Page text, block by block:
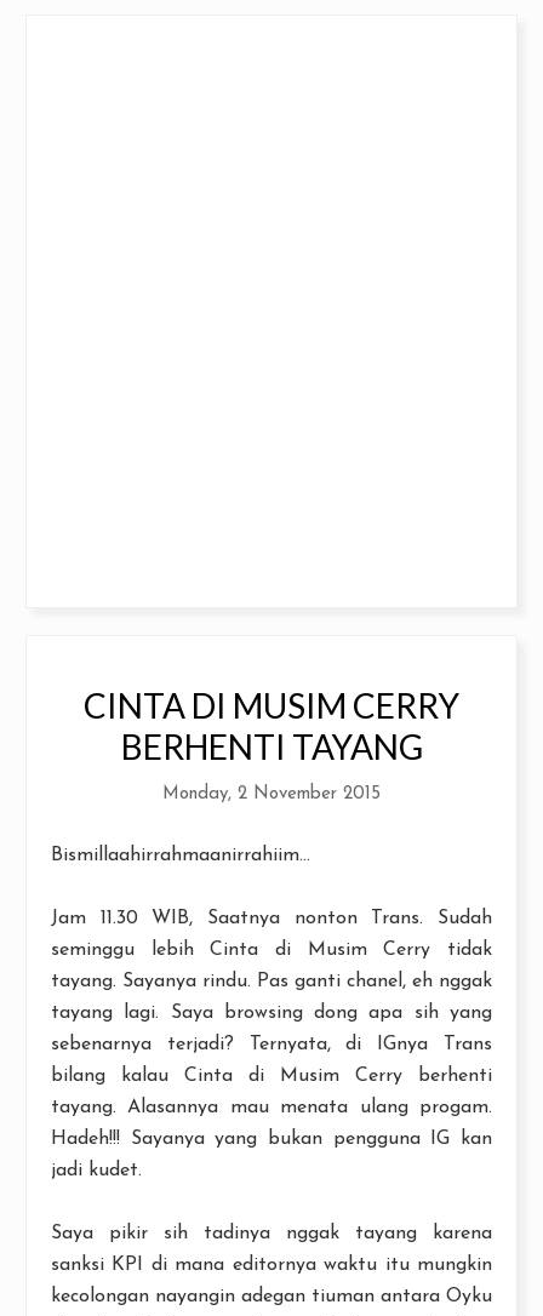
CINTA DI MUSIM CERRY
BERHENTI TAYANG
Monday, 2 November 2015
Bismillaahirrahmaanirrahiim...
Jam 11.30 WIB, Saatnya nonton Trans. Sudah
seminggu lebih Cinta di Musim Cerry tidak
tayang. Sayanya rindu. Pas ganti chanel, eh nggak
tayang lagi. Saya browsing dong apa sih yang
sebenarnya terjadi? Ternyata, di IGnya Trans
bilang kalau Cinta di Musim Cerry berhenti
tayang. Alasannya mau menata ulang progam.
Hadeh!!! Sayanya yang bukan pengguna IG kan
jadi kudet.
Saya pikir sih tadinya nggak tayang karena
sanksi KPI di mana editornya waktu itu mungkin
kecolongan nayangin adegan tiuman antara Oyku